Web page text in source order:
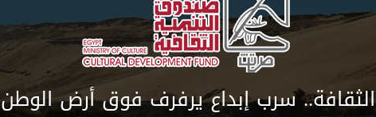
الثقافة.. سرب إبداع يرفرف فوق أرض الوطن